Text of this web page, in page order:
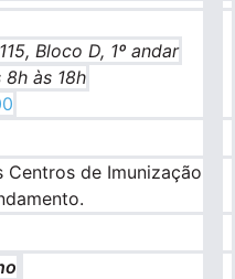
Bloco D, 1º andar
às 18h
Centros de Imunização